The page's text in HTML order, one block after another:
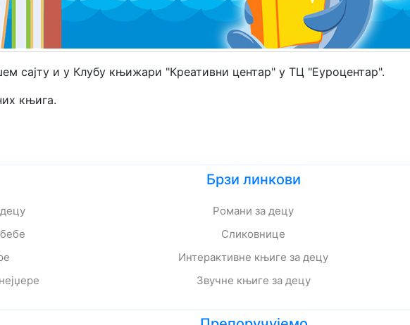
сајту и у Клубу књижари "Креативни центар" у ТЦ "Еуроцентар".
књига.
Брзи линкови
Романи за децу
Сликовнице
Интерактивне књиге за децу
Звучне књиге за децу